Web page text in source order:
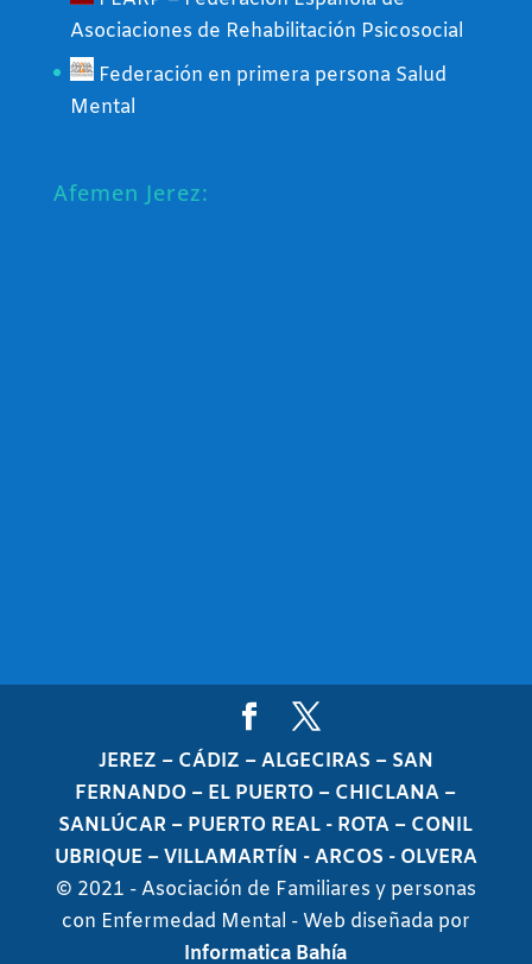
Asociaciones de Rehabilitación Psicosocial
Federación en primera persona Salud
Mental
Afemen Jerez:
JEREZ – CÁDIZ – ALGECIRAS – SAN
FERNANDO – EL PUERTO – CHICLANA –
SANLÚCAR – PUERTO REAL - ROTA – CONIL
UBRIQUE – VILLAMARTÍN - ARCOS - OLVERA
© 2021 - Asociación de Familiares y personas
con Enfermedad Mental - Web diseñada por
Informatica Bahía